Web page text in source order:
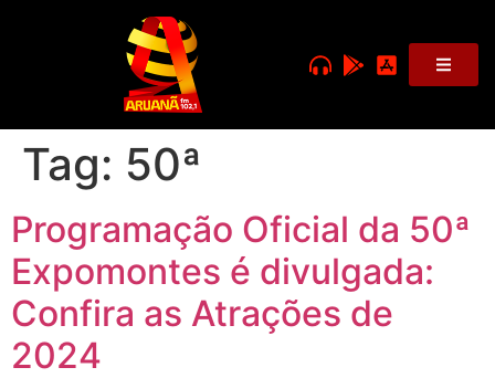
Tag: 50ª
Programação Oficial da 50ª
Expomontes é divulgada:
Confira as Atrações de
2024